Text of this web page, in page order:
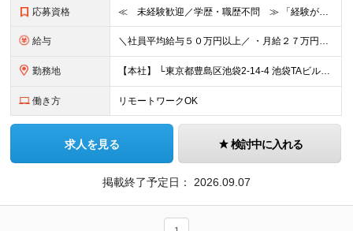
応募資格 ≪ 未経験歓迎／学歴・職歴不問 ≫ 「経験がなくて不安…」 そんな方も、Asoviなら大歓迎です！ Asoviでは、“これまで”よりも“これから”を重視。 未経験でも基礎から学べる研修と、先輩の丁寧
給与 ＼社員平均給与５０万円以上／ ・月給２７万円～４０万円以上＋諸手当＋インセンティブ ※超過分は別途全額支給します。 【 入社時の想定年収 】 ・年収４５０万円 ＜インセンティブ制度について＞ 社員
勤務地 【本社】 └東京都豊島区池袋2-14-4 池袋TAビル8F ★あなたの希望を最大限考慮！ ・都内（池袋・新宿・渋谷・目黒・青山）・埼玉・千葉・神奈川・茨城・栃木・群馬 ※勤務先は本社または支社とな
働き方 リモートワークOK
求人を見る 検討中に入れる
掲載終了予定日： 2026.09.07